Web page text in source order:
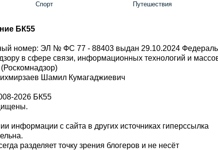
Спорт
Путешествия
БК55
номер: ЭЛ № ФС 77 - 88403 выдан 29.10.2024
в сфере связи, информационных технологий и
Шамил Кумагаджиевич
2026 БК55
информации с сайта в других источниках гиперссылка
разделяет точку зрения блогеров и не несёт